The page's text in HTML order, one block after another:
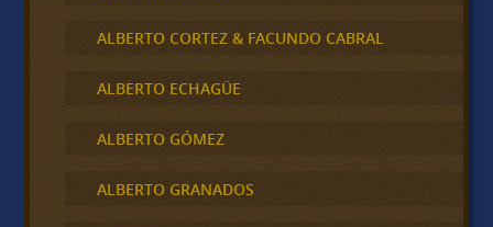
ALBERTO CORTEZ & FACUNDO CABRAL
ALBERTO ECHAGÜE
ALBERTO GÓMEZ
ALBERTO GRANADOS